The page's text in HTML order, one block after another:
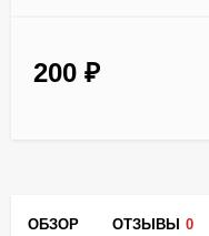
200 ₽
ОБЗОР ОТЗЫВЫ 0